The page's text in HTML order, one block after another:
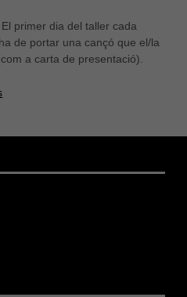
El primer dia del taller cada
de portar una cançó que el/la
a carta de presentació).
Aquestes
opcionals,